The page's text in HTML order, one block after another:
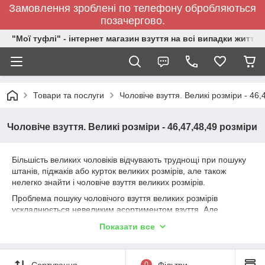
Замовлення зроблені по телефону обробляються
позачергово.
"Мої туфлі" - інтернет магазин взуття на всі випадки життя.
Товари та послуги Чоловіче взуття. Великі розміри -
Чоловіче взуття. Великі розміри - 46,47,48,49 розміри
Більшість великих чоловіків відчувають труднощі при пошуку
штанів, піджаків або курток великих розмірів, але також
нелегко знайти і чоловіче взуття великих розмірів.
Проблема пошуку чоловічого взуття великих розмірів
ускладнюється невеликим асортиментом взуття. Але
уваги цій проблемі: чоловіче взуття великих розмірів стала
Показати все